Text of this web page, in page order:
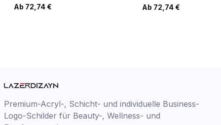
Ab 72,74 € Ab 72,74 €
Premium-Acryl-, Schicht- und individuelle Business-
Logo-Schilder für Beauty-, Wellness- und